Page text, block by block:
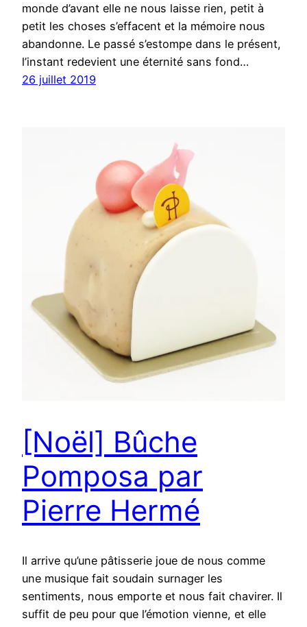
monde d’avant elle ne nous laisse rien, petit à
petit les choses s’effacent et la mémoire nous
abandonne. Le passé s’estompe dans le présent,
l’instant redevient une éternité sans fond…
26 juillet 2019
[Noël] Bûche
Pomposa par
Pierre Hermé
Il arrive qu’une pâtisserie joue de nous comme
une musique fait soudain surnager les
sentiments, nous emporte et nous fait chavirer. Il
suffit de peu pour que l’émotion vienne, et elle